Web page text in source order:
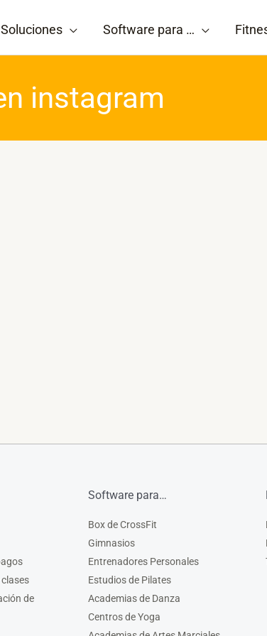
Soluciones Software para …
instagram
de
Software para…
Box de CrossFit
Gimnasios
Entrenadores Personales
Estudios de Pilates
Academias de Danza
Centros de Yoga